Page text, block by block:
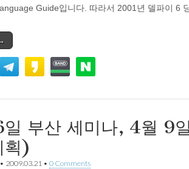
Guide입니다. 따라서 2001년 델파이 6
부산 세미나, 4월 9
획)
• 2009.03.21 • 0 Comments